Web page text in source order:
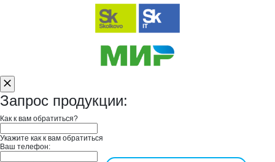
Запрос продукции:
Как к вам обратиться?
Укажите как к вам обратиться
Ваш телефон: